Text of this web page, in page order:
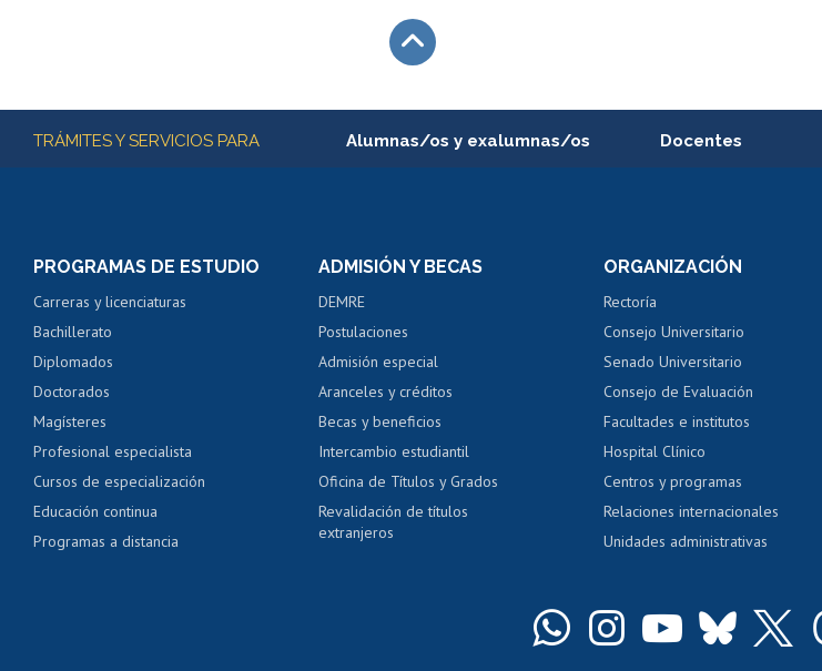
Más información
TRÁMITES Y SERVICIOS PARA Alumnas/os y exalumnas/os
Consulta y certificado de notas
Servicio médico y dental
Pago de arancel y crédito alumnos
Pago de arancel y crédito exalumnos
Certificado de títulos y grados
Docentes
Perfeccionamiento
Evaluación docente
Calificación académica
Postulación al AUCAI
PROGRAMAS DE ESTUDIO
Carreras y licenciaturas
Bachillerato
Diplomados
Doctorados
Magísteres
Profesional especialista
Cursos de especialización
Educación continua
Programas a distancia
ADMISIÓN Y BECAS
DEMRE
Postulaciones
Admisión especial
Aranceles y créditos
Becas y beneficios
Intercambio estudiantil
Oficina de Títulos y Grados
Revalidación de títulos
extranjeros
ORGANIZACIÓN
Rectoría
Consejo Universitario
Senado Universitario
Consejo de Evaluación
Facultades e institutos
Hospital Clínico
Centros y programas
Relaciones internacionales
Unidades administrativas